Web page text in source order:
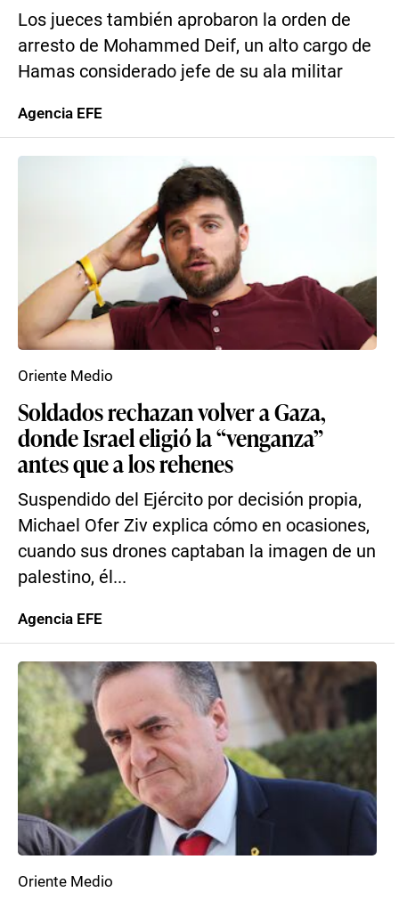
Los jueces también aprobaron la orden de
arresto de Mohammed Deif, un alto cargo de
Hamas considerado jefe de su ala militar
Agencia EFE
Soldados rechazan volver a Gaza,
donde Israel eligió la “venganza”
antes que a los rehenes
Suspendido del Ejército por decisión propia,
Michael Ofer Ziv explica cómo en ocasiones,
cuando sus drones captaban la imagen de un
palestino, él...
Oriente Medio
Agencia EFE
Oriente Medio